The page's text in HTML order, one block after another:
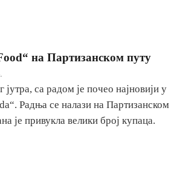
на Партизанском путу
са радом је почео најновији у
Радња се налази на Партизанском
је привукла велики број купаца.